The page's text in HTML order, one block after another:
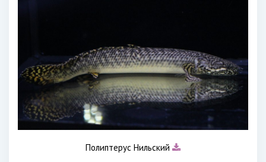
Полиптерус Нильский